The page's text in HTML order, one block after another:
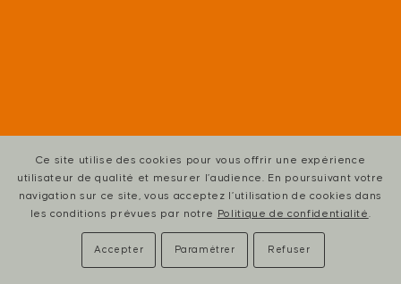
Ce site utilise des cookies pour vous offrir une expérience
utilisateur de qualité et mesurer l’audience. En poursuivant votre
navigation sur ce site, vous acceptez l’utilisation de cookies dans
les conditions prévues par notre Politique de confidentialité.
Accepter Paramétrer Refuser